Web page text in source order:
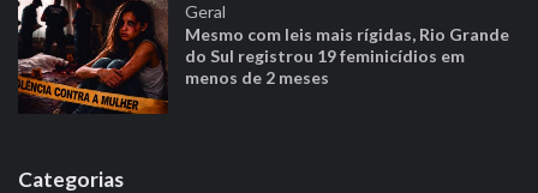
Geral
Mesmo com leis mais rígidas, Rio Grande
do Sul registrou 19 feminicídios em
menos de 2 meses
Categorias